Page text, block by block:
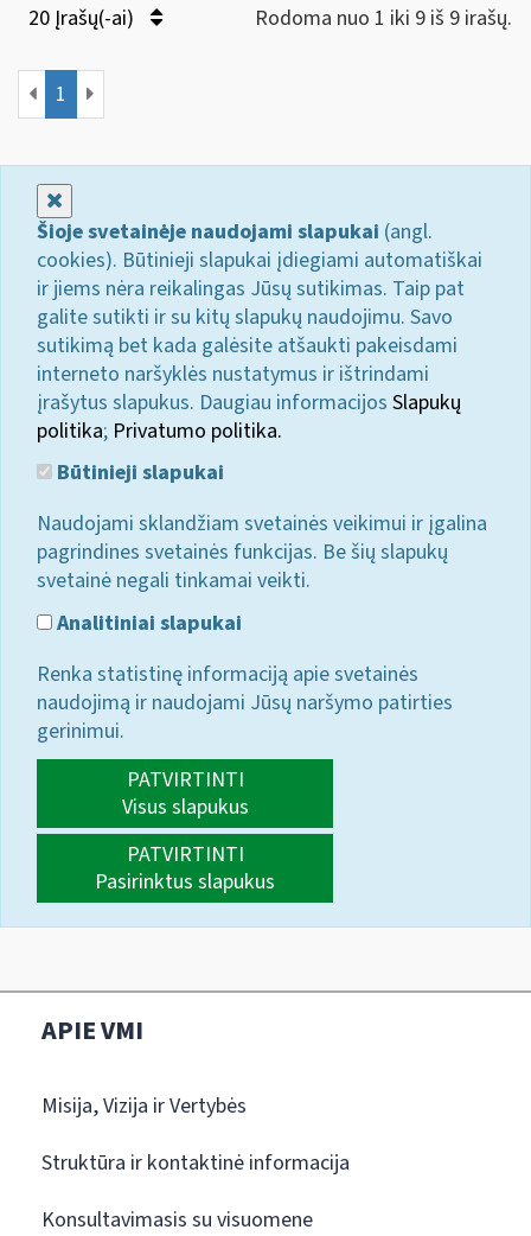
20 Įrašų(-ai) Rodoma nuo 1 iki 9 iš 9 irašų.
1
Šioje svetainėje naudojami slapukai (angl.
cookies). Būtinieji slapukai įdiegiami automatiškai
ir jiems nėra reikalingas Jūsų sutikimas. Taip pat
galite sutikti ir su kitų slapukų naudojimu. Savo
sutikimą bet kada galėsite atšaukti pakeisdami
interneto naršyklės nustatymus ir ištrindami
įrašytus slapukus. Daugiau informacijos Slapukų
politika; Privatumo politika.
Būtinieji slapukai
Naudojami sklandžiam svetainės veikimui ir įgalina
pagrindines svetainės funkcijas. Be šių slapukų
svetainė negali tinkamai veikti.
Analitiniai slapukai
Renka statistinę informaciją apie svetainės
naudojimą ir naudojami Jūsų naršymo patirties
gerinimui.
PATVIRTINTI
Visus slapukus
PATVIRTINTI
Pasirinktus slapukus
APIE VMI
Misija, Vizija ir Vertybės
Struktūra ir kontaktinė informacija
Konsultavimasis su visuomene